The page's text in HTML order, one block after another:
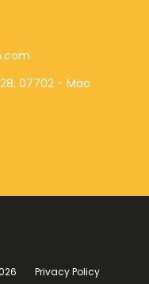
, 07702 - Mao
Privacy Policy